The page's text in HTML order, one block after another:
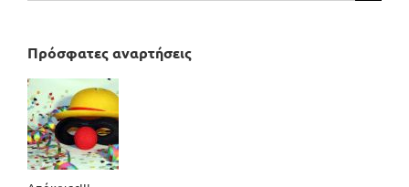
Πρόσφατες αναρτήσεις